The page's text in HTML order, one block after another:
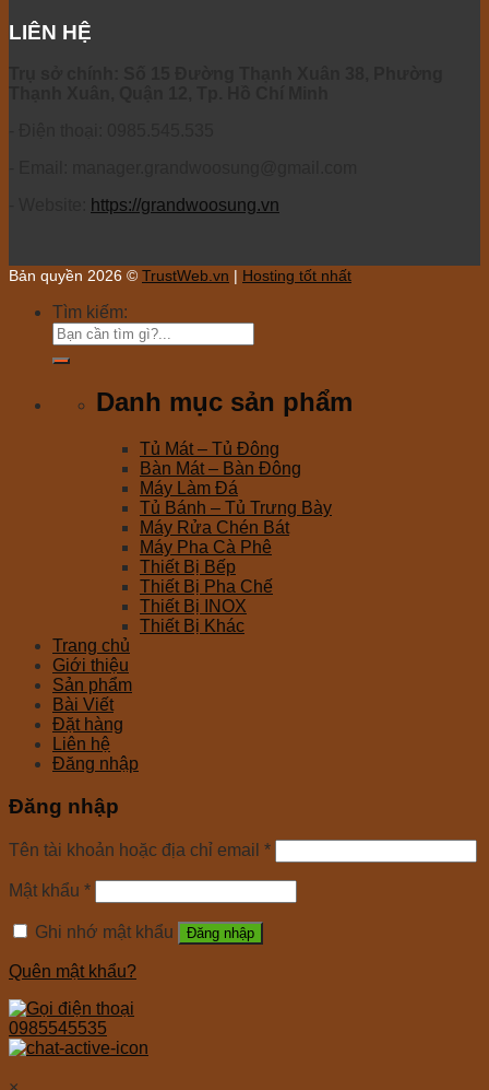
LIÊN HỆ
https://grandwoosung.vn
Bản quyền 2026 © TrustWeb.vn | Hosting tốt nhất
Tìm kiếm:
Danh mục sản phẩm
Tủ Mát – Tủ Đông
Bàn Mát – Bàn Đông
Máy Làm Đá
Tủ Bánh – Tủ Trưng Bày
Máy Rửa Chén Bát
Máy Pha Cà Phê
Thiết Bị Bếp
Thiết Bị Pha Chế
Thiết Bị INOX
Thiết Bị Khác
Trang chủ
Giới thiệu
Sản phẩm
Bài Viết
Đặt hàng
Liên hệ
Đăng nhập
Đăng nhập
Tên tài khoản hoặc địa chỉ email *
Mật khẩu *
Ghi nhớ mật khẩu Đăng nhập
Quên mật khẩu?
0985545535